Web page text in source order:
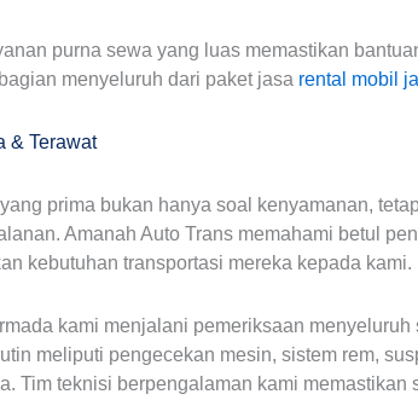
purna sewa yang luas memastikan
menyeluruh dari paket jasa rental mobil
& Terawat
prima bukan hanya soal kenyamanan,
Amanah Auto Trans memahami betul
kebutuhan transportasi mereka kepada kami.
kami menjalani pemeriksaan
meliputi pengecekan mesin, sistem rem,
Tim teknisi berpengalaman kami